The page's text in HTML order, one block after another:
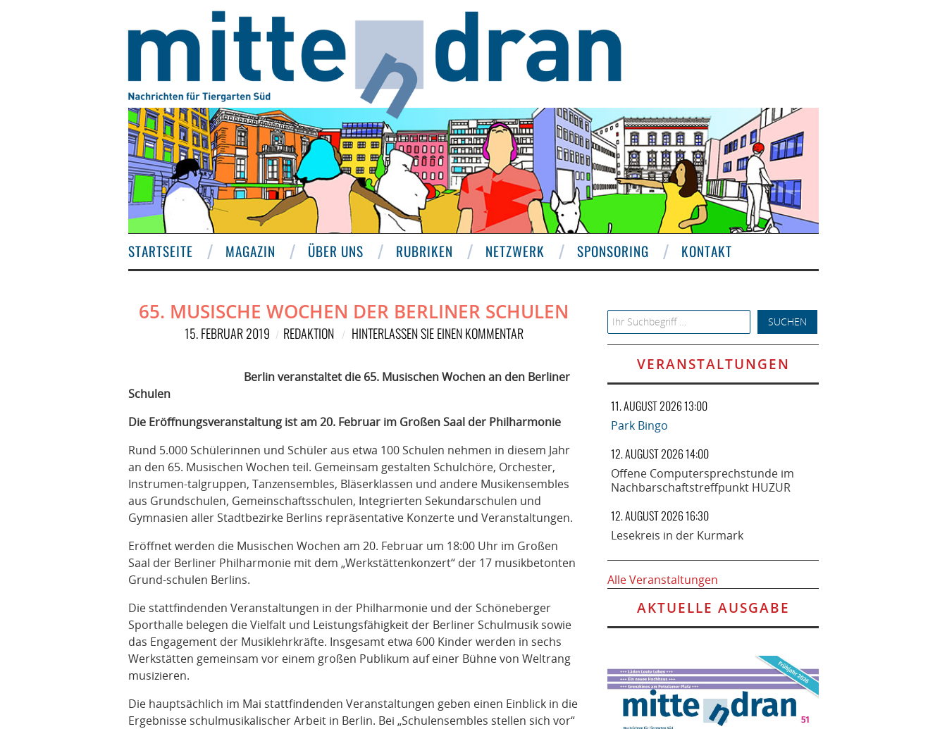
STARTSEITE MAGAZIN ÜBER UNS RUBRIKEN NETZWERK SPONSORING KONTAKT
65. MUSISCHE WOCHEN DER BERLINER SCHULEN
15. FEBRUAR 2019 REDAKTION HINTERLASSEN SIE EINEN KOMMENTAR
Berlin veranstaltet die 65. Musischen Wochen an den Berliner
Schulen
Die Eröffnungsveranstaltung ist am 20. Februar im Großen Saal der Philharmonie
Rund 5.000 Schülerinnen und Schüler aus etwa 100 Schulen nehmen in diesem Jahr
an den 65. Musischen Wochen teil. Gemeinsam gestalten Schulchöre, Orchester,
Instrumen-talgruppen, Tanzensembles, Bläserklassen und andere Musikensembles
aus Grundschulen, Gemeinschaftsschulen, Integrierten Sekundarschulen und
Gymnasien aller Stadtbezirke Berlins repräsentative Konzerte und Veranstaltungen.
Eröffnet werden die Musischen Wochen am 20. Februar um 18:00 Uhr im Großen
Saal der Berliner Philharmonie mit dem „Werkstättenkonzert“ der 17 musikbetonten
Grund-schulen Berlins.
Die stattfindenden Veranstaltungen in der Philharmonie und der Schöneberger
Sporthalle belegen die Vielfalt und Leistungsfähigkeit der Berliner Schulmusik sowie
das Engagement der Musiklehrkräfte. Insgesamt etwa 600 Kinder werden in sechs
Werkstätten gemeinsam vor einem großen Publikum auf einer Bühne von Weltrang
musizieren.
Die hauptsächlich im Mai stattfindenden Veranstaltungen geben einen Einblick in die
Ergebnisse schulmusikalischer Arbeit in Berlin. Bei „Schulensembles stellen sich vor“
Search for:
VERANSTALTUNGEN
11. AUGUST 2026 13:00
Park Bingo
12. AUGUST 2026 14:00
Offene Computersprechstunde im
Nachbarschaftstreffpunkt HUZUR
12. AUGUST 2026 16:30
Lesekreis in der Kurmark
Alle Veranstaltungen
AKTUELLE AUSGABE